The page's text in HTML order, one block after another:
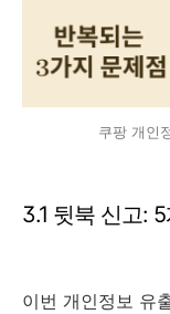
쿠팡 개인
3.1 뒷북 신고:
이번 개인정보 유